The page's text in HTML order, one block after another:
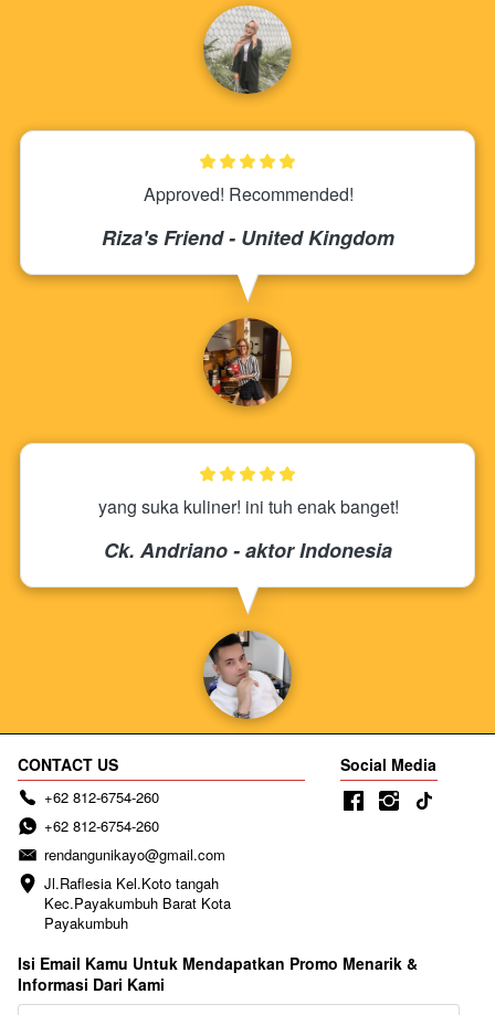
Approved! Recommended!
Riza's Friend - United Kingdom
yang suka kuliner! ini tuh enak banget!
Ck. Andriano - aktor Indonesia
CONTACT US
+62 812-6754-260
+62 812-6754-260
rendangunikayo@gmail.com
Jl.Raflesia Kel.Koto tangah
Kec.Payakumbuh Barat Kota
Payakumbuh
Social Media
Isi Email Kamu Untuk Mendapatkan Promo Menarik &
Informasi Dari Kami